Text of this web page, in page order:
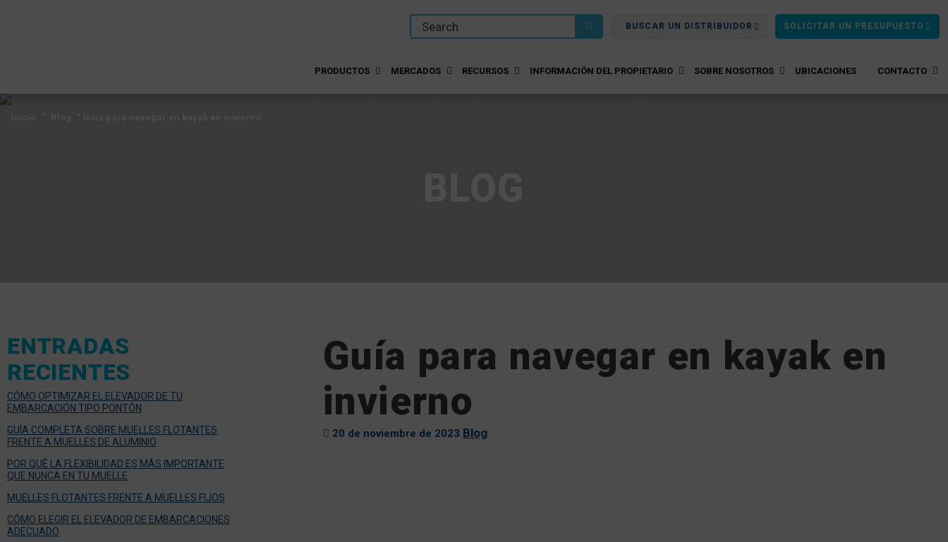
BUSCAR UN DISTRIBUIDOR SOLICITAR UN PRESUPUESTO
PRODUCTOS MERCADOS RECURSOS INFORMACIÓN DEL PROPIETARIO SOBRE NOSOTROS UBICACIONES CONTACTO
Guía para navegar en kayak en
invierno
20 de noviembre de 2023 Blog
ENTRADAS
RECIENTES
CÓMO OPTIMIZAR EL ELEVADOR DE TU
EMBARCACIÓN TIPO PONTÓN
GUÍA COMPLETA SOBRE MUELLES FLOTANTES
FRENTE A MUELLES DE ALUMINIO
POR QUÉ LA FLEXIBILIDAD ES MÁS IMPORTANTE
QUE NUNCA EN TU MUELLE
MUELLES FLOTANTES FRENTE A MUELLES FIJOS
CÓMO ELEGIR EL ELEVADOR DE EMBARCACIONES
ADECUADO